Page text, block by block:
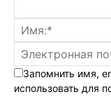
Запомнить имя,
использовать для